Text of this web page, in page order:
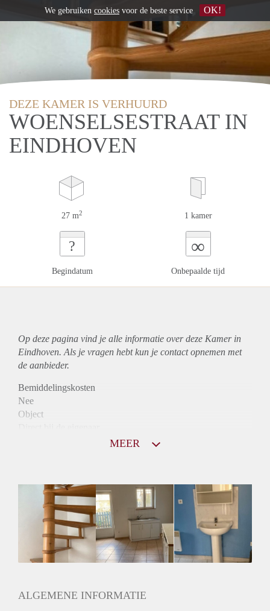
DEZE KAMER IS VERHUURD
WOENSELSESTRAAT IN
EINDHOVEN
27 m2 1 kamer
?
Begindatum
∞
Onbepaalde tijd
Op deze pagina vind je alle informatie over deze Kamer in
Eindhoven. Als je vragen hebt kun je contact opnemen met
de aanbieder.
Bemiddelingskosten
Nee
Object
Huurtoeslag
Mogelijk
Inkomen eis
2,9 X Maandhuur Bruto
Huurtermijn
Onbepaalde termijn
MEER
ALGEMENE INFORMATIE
We gebruiken cookies voor de beste service OK!